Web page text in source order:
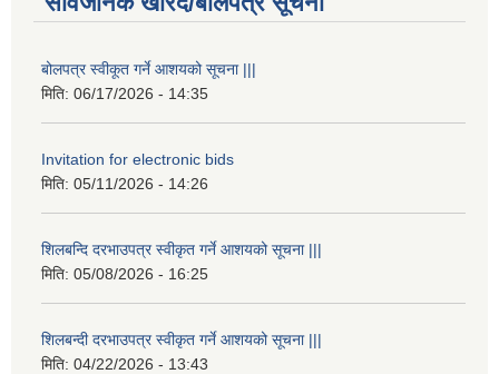
बोलपत्र स्वीकूत गर्ने आशयको सूचना |||
मिति: 06/17/2026 - 14:35
Invitation for electronic bids
मिति: 05/11/2026 - 14:26
शिलबन्दि दरभाउपत्र स्वीकृत गर्ने आशयको सूचना |||
मिति: 05/08/2026 - 16:25
शिलबन्दी दरभाउपत्र स्वीकृत गर्ने आशयको सूचना |||
मिति: 04/22/2026 - 13:43